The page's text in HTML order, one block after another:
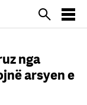
nga
arsyen e